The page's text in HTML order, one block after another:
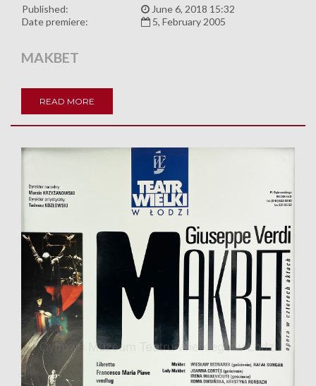
Published:
June 6, 2018 15:32
Date premiere:
5, February 2005
MAKBET
READ MORE